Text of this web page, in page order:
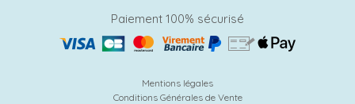
Paiement 100% sécurisé
Mentions légales
Conditions Générales de Vente